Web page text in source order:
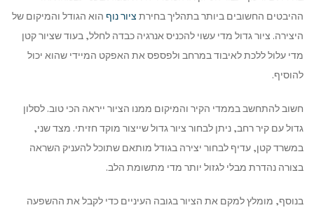
ההיבטים החשובים ביותר בתהליך בחירת ציור נוף הוא הגודל והמיקום של
היצירה. ציור גדול מדי עשוי להכניס אנרגיה כבדה לחלל, בעוד שציור קטן
מדי עלול ללכת לאיבוד במרחב ולפספס את האפקט המיידי שהוא יכול
להוסיף.
חשוב להתחשב בממדי הקיר והמיקום ממנו הציור ייראה הכי טוב. לסלון
גדול עם קיר רחב, ניתן לבחור ציור גדול שייצור מוקד חזיתי. מצד שני,
במשרד קטן, עדיף לבחור יצירה בגודל מותאם שתוכל להעניק השראה
בצורה נהדרת מבלי לגזול יותר מדי מתשומת הלב.
בנוסף, מומלץ למקם את הציור בגובה העיניים כדי לקבל את ההשפעה